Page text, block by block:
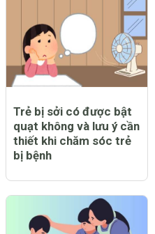
Trẻ bị sởi có được bật
quạt không và lưu ý cần
thiết khi chăm sóc trẻ
bị bệnh